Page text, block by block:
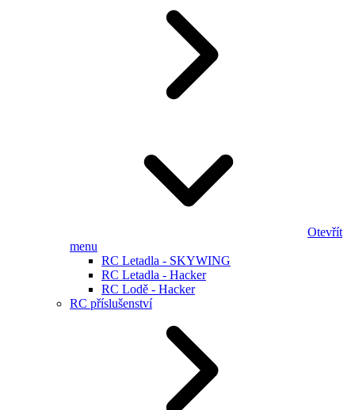
Otevřít
menu
RC Letadla - SKYWING
RC Letadla - Hacker
RC Lodě - Hacker
RC příslušenství